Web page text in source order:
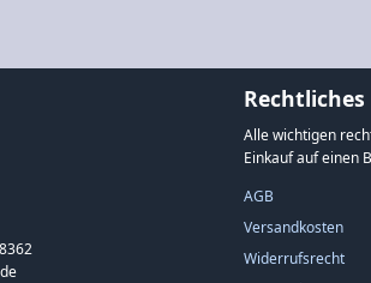
Rechtliches
Alle wichtigen
Einkauf auf einen
AGB
Versandkosten
Widerrufsrecht